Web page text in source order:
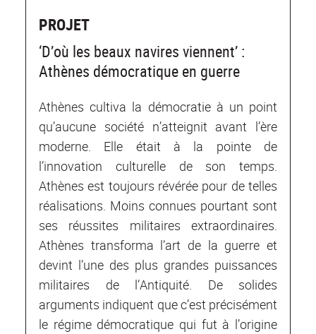
PROJET
‘D’où les beaux navires viennent’ :
Athènes démocratique en guerre
Athènes cultiva la démocratie à un point
qu’aucune société n’atteignit avant l’ère
moderne. Elle était à la pointe de
l’innovation culturelle de son temps.
Athènes est toujours révérée pour de telles
réalisations. Moins connues pourtant sont
ses réussites militaires extraordinaires.
Athènes transforma l’art de la guerre et
devint l’une des plus grandes puissances
militaires de l’Antiquité. De solides
arguments indiquent que c’est précisément
le régime démocratique qui fut à l’origine